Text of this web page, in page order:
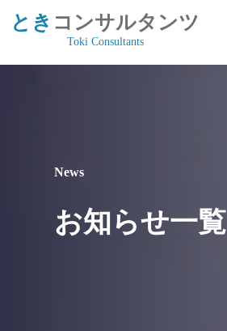
とき コンサルタンツ
Toki Consultants
News
お知らせ一覧